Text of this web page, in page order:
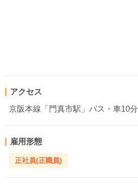
アクセス
京阪本線「門真市駅」バス・車10分
雇用形態
正社員(正職員)